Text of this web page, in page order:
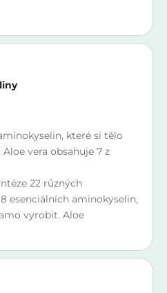
které si tělo
vera obsahuje 7 z
22 různých
esenciálních aminokyselin,
vyrobit. Aloe